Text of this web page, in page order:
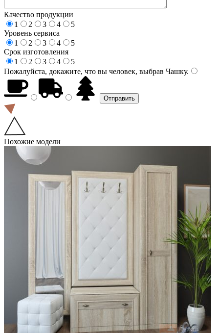
Качество продукции
1
2 3 4
5
Уровень сервиса
1
2 3 4
5
Срок изготовления
1
2 3 4
5
Пожалуйста, докажите, что вы человек, выбрав Чашку.
Похожие модели